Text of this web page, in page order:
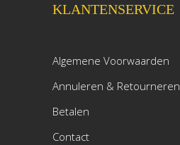
KLANTENSERVICE
Algemene Voorwaarden
Annuleren & Retourneren
Betalen
Contact